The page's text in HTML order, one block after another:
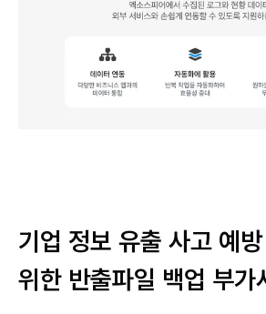
기업 정보 유출 사고 예
위한 반출파일 백업 부가